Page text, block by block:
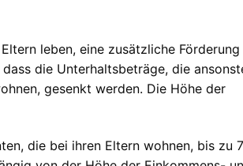
leben, eine zusätzliche Förderung
die Unterhaltsbeträge, die
gesenkt werden. Die Höhe der
die bei ihren Eltern wohnen, bis zu